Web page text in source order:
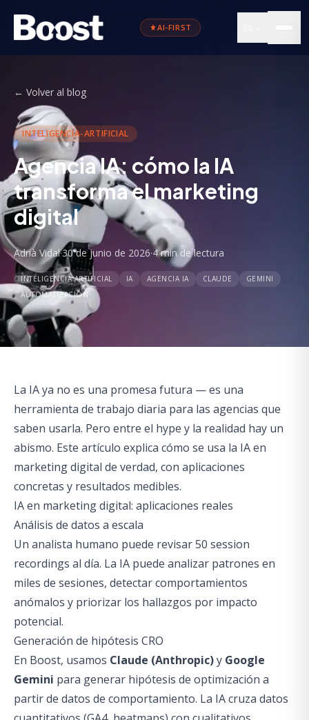
AI-FIRST
← Volver al blog
INTELIGENCIA-ARTIFICIAL
Agencia IA: cómo la IA
transforma el marketing
digital
Adrià Vidal·30 de junio de 2026·4 min de lectura
INTELIGENCIA ARTIFICIAL IA AGENCIA IA CLAUDE
GEMINI
AUTOMATIZACIÓN
La IA ya no es una promesa futura — es una
herramienta de trabajo diaria para las agencias que
saben usarla. Pero entre el hype y la realidad hay un
abismo. Este artículo explica cómo se usa la IA en
marketing digital de verdad, con aplicaciones
concretas y resultados medibles.
IA en marketing digital: aplicaciones reales
Análisis de datos a escala
Un analista humano puede revisar 50 session
recordings al día. La IA puede analizar patrones en
miles de sesiones, detectar comportamientos
anómalos y priorizar los hallazgos por impacto
potencial.
Generación de hipótesis CRO
En Boost, usamos Claude (Anthropic)y Google
Gemini para generar hipótesis de optimización a
partir de datos de comportamiento. La IA cruza datos